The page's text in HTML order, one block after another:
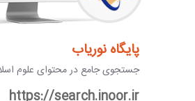
پایگاه نوریاب
جستجوی جامع در محتوای علوم
https://search.inoor.ir